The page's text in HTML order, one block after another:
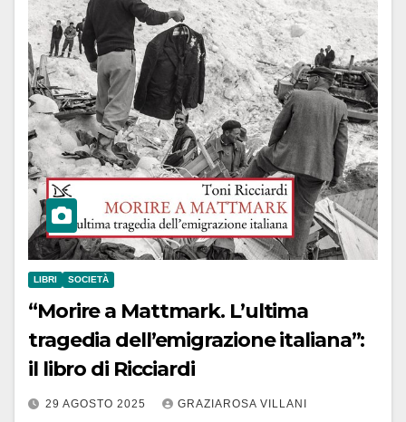
LIBRI SOCIETÀ
“Morire a Mattmark. L’ultima
tragedia dell’emigrazione italiana”:
il libro di Ricciardi
29 AGOSTO 2025 GRAZIAROSA VILLANI